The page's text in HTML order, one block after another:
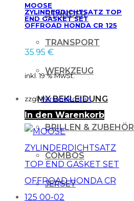
STÄNDER
TRANSPORT
WERKZEUG
MX BEKLEIDUNG
BRILLEN & ZUBEHÖR
COMBOS
JERSEY
MOOSE
ZYLINDERDICHTSATZ TOP
END GASKET SET
OFFROAD HONDA CR 125
35.95 €
inkl. 19 % MwSt.
zzgl.Versandkosten
In den Warenkorb